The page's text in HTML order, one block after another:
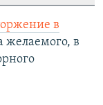
в
желаемого, в